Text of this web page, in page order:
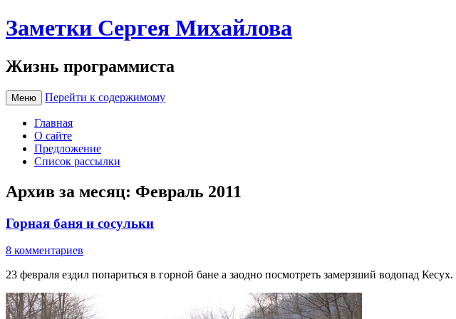
Заметки Сергея Михайлова
Жизнь программиста
Меню Перейти к содержимому
Главная
О сайте
Предложение
Список рассылки
Архив за месяц: Февраль 2011
Горная баня и сосульки
8 комментариев
23 февраля ездил попариться в горной бане а заодно посмотреть замерзший водопад Кесух.